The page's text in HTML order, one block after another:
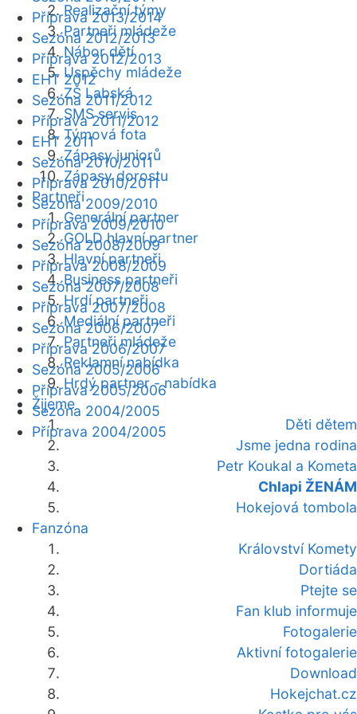
Realizační týmy
Partneři mládeže
Nábor dětí
Úspěchy mládeže
ZŠ Labská
SMS servis
Týmová fota
Zápasy juniorů
Zápasy dorostu
Partneři
Generální partner
GOLD hlavní partner
Hlavní partneři
Business partneři
Hrdí partneři
Mediální partneři
Partneři mládeže
Reklamní nabídka
Hrdý partner - nabídka
Žijeme
Děti dětem
Jsme jedna rodina
Petr Koukal a Kometa
Chlapi ŽENÁM
Hokejová tombola
Fanzóna
Království Komety
Dortiáda
Ptejte se
Fan klub informuje
Fotogalerie
Aktivní fotogalerie
Download
Hokejchat.cz
Příprava 2013/2014
Sezóna 2012/2013
Příprava 2012/2013
EHT 2012
Sezóna 2011/2012
Příprava 2011/2012
EHT 2011
Sezóna 2010/2011
Příprava 2010/2011
Sezóna 2009/2010
Příprava 2009/2010
Sezóna 2008/2009
Příprava 2008/2009
Sezóna 2007/2008
Příprava 2007/2008
Sezóna 2006/2007
Příprava 2006/2007
Sezóna 2005/2006
Příprava 2005/2006
Sezóna 2004/2005
Příprava 2004/2005